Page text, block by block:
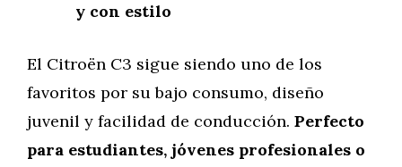
y con estilo
El Citroën C3 sigue siendo uno de los
favoritos por su bajo consumo, diseño
juvenil y facilidad de conducción. Perfecto
para estudiantes, jóvenes profesionales o